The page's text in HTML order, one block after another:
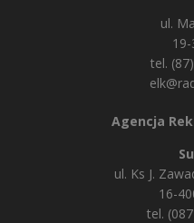
ul.
19-
tel.
Agencja
ul. Ks J.
16-
tel.